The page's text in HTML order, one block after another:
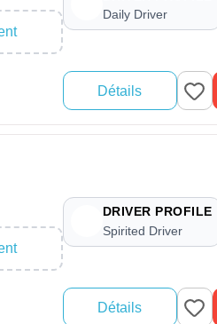
Daily Driver
Détails
DRIVER PROFILE
Spirited Driver
Détails